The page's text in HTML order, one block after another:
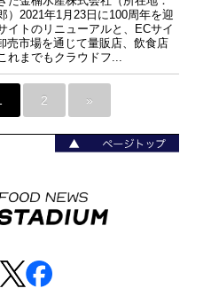
）2021年1月23日に100周年を迎
イトのリニューアルと、ECサイ
市場を通じて量販店、飲食店
までもクラウドフ...
2 »